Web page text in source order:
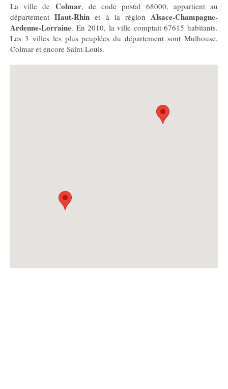
La ville de Colmar, de code postal 68000, appartient au
départementHaut-Rhin et à la régionAlsace-Champagne-
Ardenne-Lorraine. En 2010, la ville comptait 67615 habitants.
Les 3 villes les plus peuplées du département sont Mulhouse,
Colmar et encore Saint-Louis.